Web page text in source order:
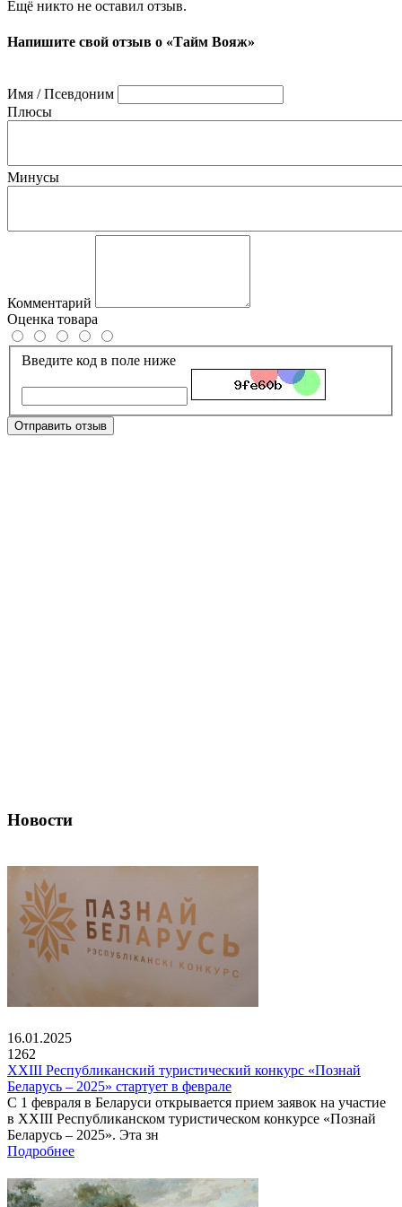
Ещё никто не оставил отзыв.
Напишите свой отзыв о «Тайм Вояж»
Имя / Псевдоним
Плюсы
Минусы
Комментарий
Оценка товара
Введите код в поле ниже
Отправить отзыв
Новости
16.01.2025
1262
XXIII Республиканский туристический конкурс «Познай
Беларусь – 2025» стартует в феврале
С 1 февраля в Беларуси открывается прием заявок на участие
в XXIII Республиканском туристическом конкурсе «Познай
Беларусь – 2025». Эта зн
Подробнее